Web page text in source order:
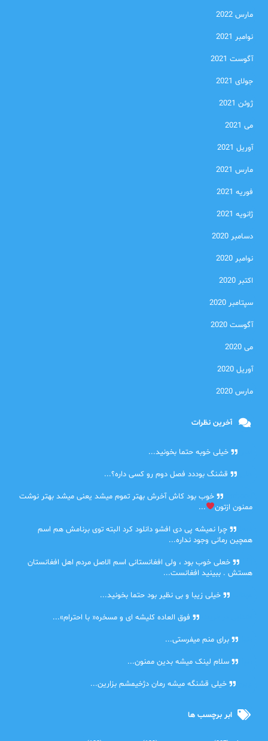
مارس 2022
نوامبر 2021
آگوست 2021
جولای 2021
ژوئن 2021
می 2021
آوریل 2021
مارس 2021
فوریه 2021
ژانویه 2021
دسامبر 2020
نوامبر 2020
اکتبر 2020
سپتامبر 2020
آگوست 2020
می 2020
آوریل 2020
مارس 2020
آخرین نظرات
خیلی خوبه حتما بخونید...
قشنگ بوددد فصل دوم رو کسی داره؟...
خوب بود کاش آخرش بهتر تموم میشد یعنی میشد بهتر نوشت
ممنون ازتون
...
چرا نمیشه پی دی افشو دانلود کرد البته توی برنامش هم اسم
همچین رمانی وجود نداره...
خعلی خوب بود ، ولی افغانستانی اسم الاصل مردم اهل افغانستان
هستش . ببینید افغانست...
خیلی زیبا و بی نظیر بود حتما بخونید...
فوق العاده کلیشه ای و مسخره« با احترام»...
برای منم میفرستی...
سلام لینک میشه بدین ممنون...
خیلی قشنگه میشه رمان دژخیمشم بزارین...
ابر برچسب ها